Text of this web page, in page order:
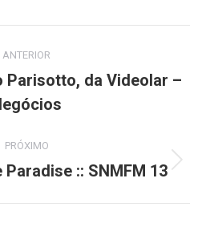
ANTERIOR
Post
anterior:
Parisotto, da Videolar –
PRÓXIMO
Próximo :: SNMFM 13